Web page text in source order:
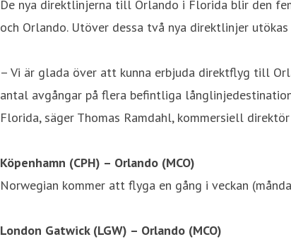
De nya direktlinjerna till Orlando i Florida blir den
och Orlando. Utöver dessa två nya direktlinjer
– Vi är glada över att kunna erbjuda direktflyg till
antal avgångar på flera befintliga
Florida, säger Thomas Ramdahl, kommersiell
Köpenhamn (CPH) – Orlando (MCO)
Norwegian kommer att flyga en gång i veckan
London Gatwick (LGW) – Orlando (MCO)